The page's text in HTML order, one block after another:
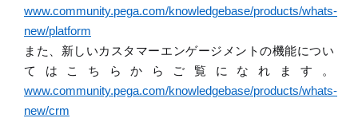
www.community.pega.com/knowledgebase/products/whats-
new/platform
また、新しいカスタマーエンゲージメントの機能につい
てはこちらからご覧になれます。
www.community.pega.com/knowledgebase/products/whats-
new/crm